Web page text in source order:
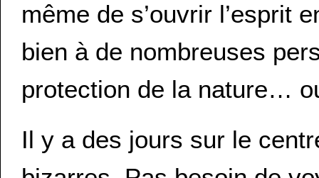
même de s’ouvrir l’esprit
bien à de nombreuses
protection de la nature…
Il y a des jours sur le